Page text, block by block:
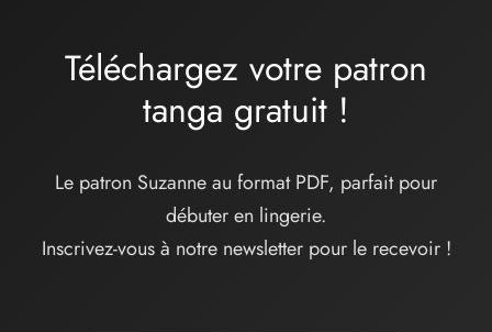
Téléchargez votre patron
tanga gratuit !
Le patron Suzanne au format PDF, parfait pour
débuter en lingerie.
Inscrivez-vous à notre newsletter pour le recevoir !